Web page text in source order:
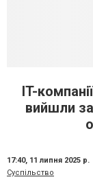
IT-
вийшли за
17:40, 11 липня 2025 р.
Суспільство